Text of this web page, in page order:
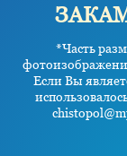
*Часть
Если Вы